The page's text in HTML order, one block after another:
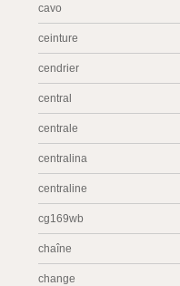
cavo
ceinture
cendrier
central
centrale
centralina
centraline
cg169wb
chaîne
change